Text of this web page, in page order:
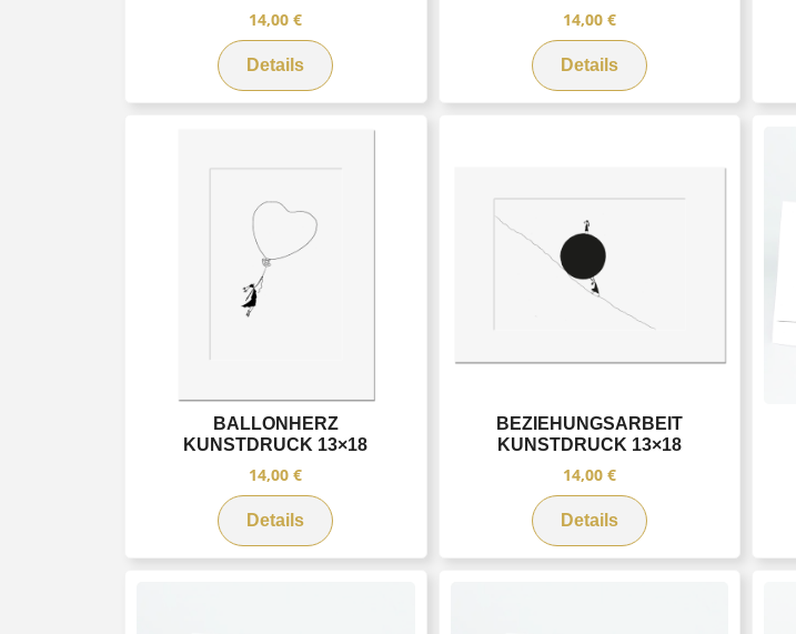
14,00€
Details
14,00 €
Details
BALLONHERZ
KUNSTDRUCK 13×18
14,00€
Details
BEZIEHUNGSARBEIT
KUNSTDRUCK 13×18
14,00 €
Details